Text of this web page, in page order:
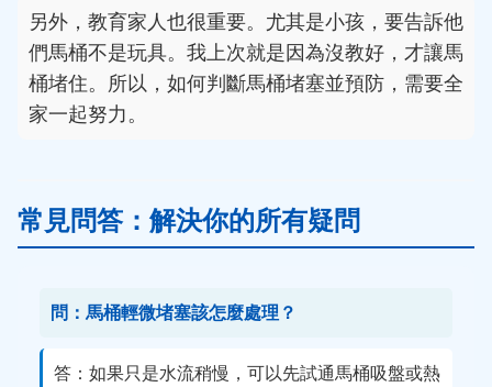
另外，教育家人也很重要。尤其是小孩，要告訴他
們馬桶不是玩具。我上次就是因為沒教好，才讓馬
桶堵住。所以，如何判斷馬桶堵塞並預防，需要全
家一起努力。
常見問答：解決你的所有疑問
問：馬桶輕微堵塞該怎麼處理？
答：如果只是水流稍慢，可以先試通馬桶吸盤或熱